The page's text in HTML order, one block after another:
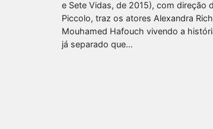
e Sete Vidas, de 2015), com direção
Piccolo, traz os atores Alexandra
Mouhamed Hafouch vivendo a
já separado que…